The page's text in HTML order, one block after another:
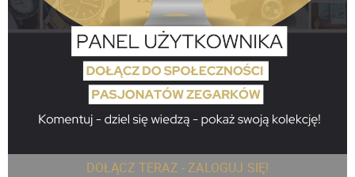
DOŁĄCZ TERAZ - ZALOGUJ SIĘ!